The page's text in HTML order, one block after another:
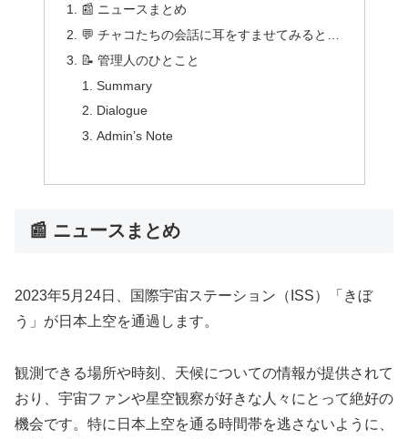
📰 ニュースまとめ
💬 チャコたちの会話に耳をすませてみると…
📝 管理人のひとこと
Summary
Dialogue
Admin’s Note
📰 ニュースまとめ
2023年5月24日、国際宇宙ステーション（ISS）「きぼ
う」が日本上空を通過します。
観測できる場所や時刻、天候についての情報が提供されて
おり、宇宙ファンや星空観察が好きな人々にとって絶好の
機会です。特に日本上空を通る時間帯を逃さないように、